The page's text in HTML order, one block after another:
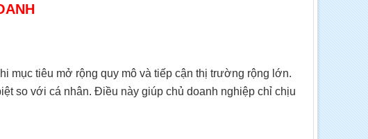
mục tiêu mở rộng quy mô và tiếp cận thị trường rộng lớn.
so với cá nhân. Điều này giúp chủ doanh nghiệp chỉ chịu